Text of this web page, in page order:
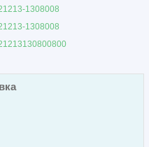
1308008
1308008